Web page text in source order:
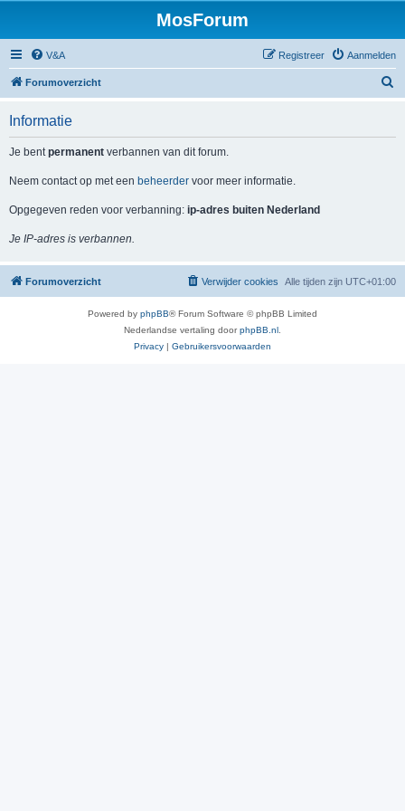
MosForum
V&A Aanmelden
Registreer
Forumoverzicht
Informatie
Je bentpermanent verbannen van dit forum.
Neem contact op met een beheerder voor meer informatie.
Opgegeven reden voor verbanning: ip-adres buiten Nederland
Je IP-adres is verbannen.
Forumoverzicht Alle tijden zijn UTC+01:00
Verwijder cookies
Powered by phpBB® Forum Software © phpBB Limited
Nederlandse vertaling doorphpBB.nl
Privacy | Gebruikersvoorwaarden